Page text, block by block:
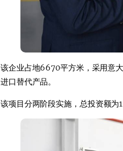
该企业占地6670平方米，采用意
进口替代产品。
该项目分两阶段实施，总投资额为